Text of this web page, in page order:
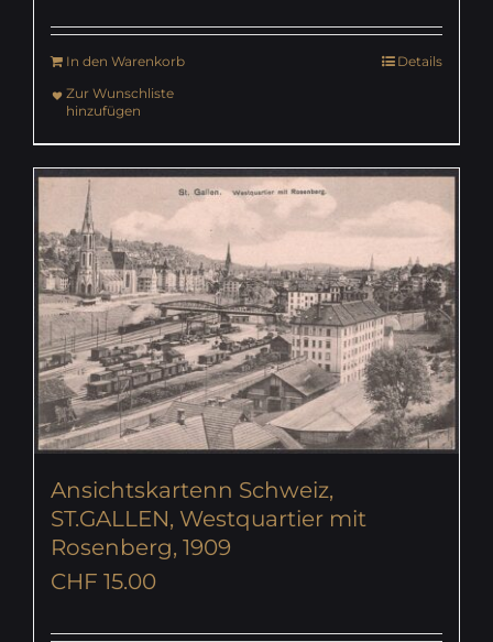
In den Warenkorb
Details
Zur Wunschliste
hinzufügen
Ansichtskartenn Schweiz,
ST.GALLEN, Westquartier mit
Rosenberg, 1909
CHF 15.00